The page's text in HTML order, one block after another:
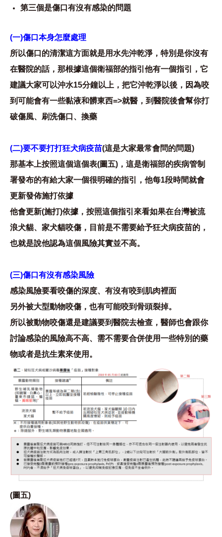
第三個是傷口有沒有感染的問題
(一)傷口本身怎麼處理
所以傷口的清潔這方面就是用水先沖乾淨，特別是你沒有
在醫院的話，那根據這個衛福部的指引他有一個指引，它
建議大家可以沖水15分鐘以上，把它沖乾淨以後，因為咬
到可能會有一些黏液和髒東西=>就醫，到醫院後會幫你打
破傷風、刷洗傷口、換藥
(二)要不要打打狂犬病疫苗(這是大家最常會問的問題)
那基本上按照這個這個表(圖五)，這是衛福部的疾病管制
署發布的有給大家一個很明確的指引，他每1段時間就會
更新發佈施打依據
他會更新(施打)依據，按照這個指引來看如果在台灣被流
浪犬貓、家犬貓咬傷，目前是不需要給予狂犬病疫苗的，
也就是說他認為這個風險其實並不高。
(三)傷口有沒有感染風險
感染風險要看咬傷的深度、有沒有咬到肌肉裡面
另外被大型動物咬傷，也有可能咬到骨頭裂掉。
所以被動物咬傷還是建議要到醫院去檢查，醫師也會跟你
討論感染的風險高不高、需不需要合併使用一些特別的藥
物或者是抗生素來使用。
(圖五)